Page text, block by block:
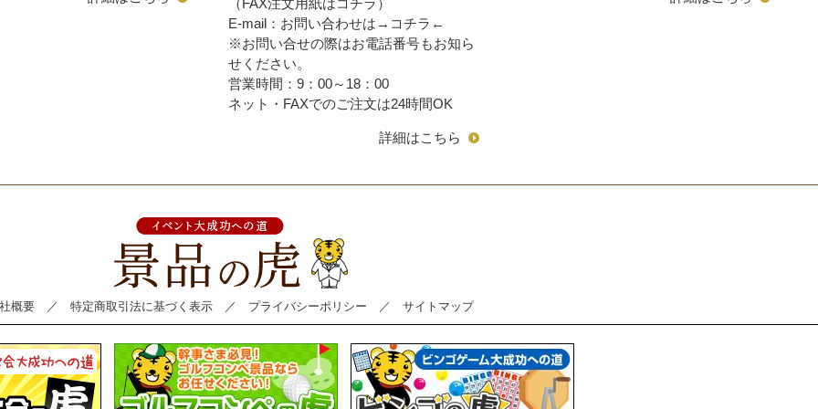
（FAX注文用紙はコチラ）
E-mail：お問い合わせは→ コチラ ←
※お問い合せの際はお電話番号もお知ら
せください。
営業時間：9：00～18：00
ネット・FAXでのご注文は24時間OK
詳細はこちら
概要／ 特定商取引法に基づく表示／ プライバシーポリシー ／ サイトマップ